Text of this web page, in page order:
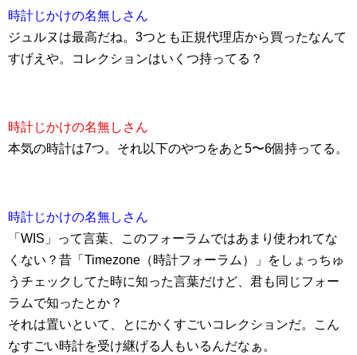
時計じかけの名無しさん
ジュルヌは最高だね。3つとも正規代理店から買ったなんて
すげえや。コレクションはいくつ持ってる？
時計じかけの名無しさん
本気の時計は7つ。それ以下のやつをあと5〜6個持ってる。
時計じかけの名無しさん
「WIS」って言葉、このフォーラムではあまり使われてな
くない？昔「Timezone（時計フォーラム）」をしょっちゅ
うチェックしてた時に知った言葉だけど、君も同じフォー
ラムで知ったとか？
それは置いといて、とにかくすごいコレクションだ。こん
なすごい時計を受け継げる人もいるんだなぁ。